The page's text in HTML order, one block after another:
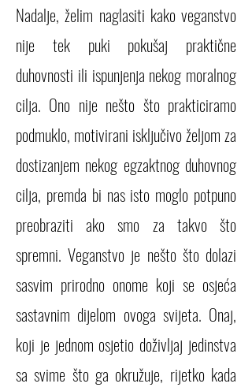
Nadalje, želim naglasiti kako veganstvo
nije tek puki pokušaj praktične
duhovnosti ili ispunjenja nekog moralnog
cilja. Ono nije nešto što prakticiramo
podmuklo, motivirani isključivo željom za
dostizanjem nekog egzaktnog duhovnog
cilja, premda bi nas isto moglo potpuno
preobraziti ako smo za takvo što
spremni. Veganstvo je nešto što dolazi
sasvim prirodno onome koji se osjeća
sastavnim dijelom ovoga svijeta. Onaj,
koji je jednom osjetio doživljaj jedinstva
sa svime što ga okružuje, rijetko kada